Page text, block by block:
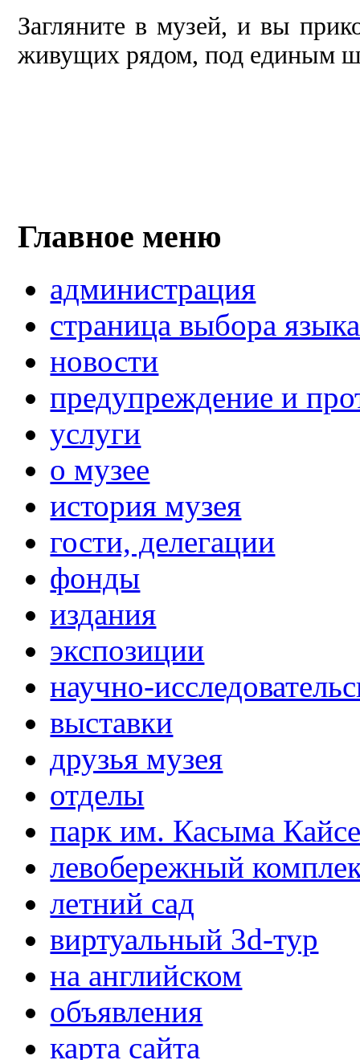
Загляните в музей, и вы
живущих рядом, под единым
Главное меню
администрация
страница выбора языка
новости
предупреждение и
услуги
о музее
история музея
гости, делегации
фонды
издания
экспозиции
научно-
выставки
друзья музея
отделы
парк им. Касыма
левобережный
летний сад
виртуальный 3d-тур
на английском
объявления
карта сайта